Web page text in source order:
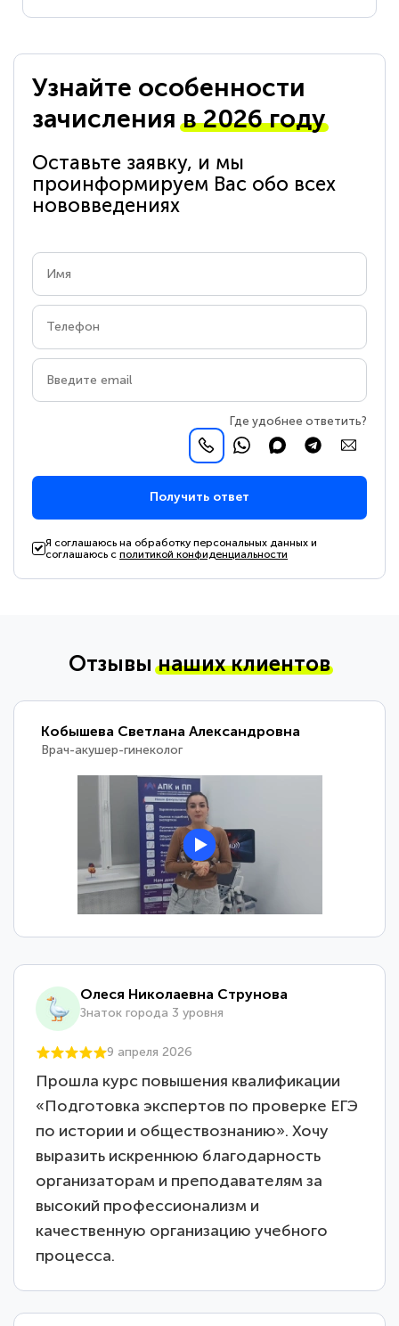
Узнайте особенности
зачисленияв 2026 году
Оставьте заявку, и мы
проинформируем Вас обо всех
нововведениях
Где удобнее ответить?
Получить ответ
Я соглашаюсь на обработку персональных данных и
соглашаюсь сполитикой конфиденциальности
Отзывынаших клиентов
Кобышева Светлана Александровна
Врач-акушер-гинеколог
Олеся Николаевна Струнова
Знаток города 3 уровня
9 апреля 2026
Прошла курс повышения квалификации
«Подготовка экспертов по проверке ЕГЭ
по истории и обществознанию». Хочу
выразить искреннюю благодарность
организаторам и преподавателям за
высокий профессионализм и
качественную организацию учебного
процесса.